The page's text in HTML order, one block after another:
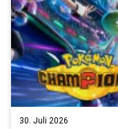
30. Juli 2026